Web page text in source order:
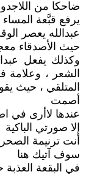
ضاحكا من
يرفع قبَّعة المساء
عبدالله يعصر
حيث الأصدقاء
وكذلك يفعل
الشعر ، وعلامة
المتلقي ، حيث
أصمت
عندها لاأرى في
إلا صورتي الباكية
أنت ترنيمة
سوف آتيك هنا
في البقعة العذبة